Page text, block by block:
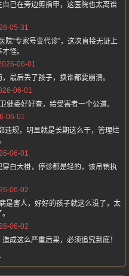
己在旁边剪指甲，这医院也太离谱
05-31
“专家号变代诊”，这次直接无证上
怪。
06-01
最后丢了孩子，换谁都要崩溃。
06-01
健委好好查，给受害者一个公道。
06-01
违规，明显就是长期这么干，管理烂
06-01
白大褂，停诊都是轻的，该吊销执
06-02
是害人，好好的孩子就这么没了，太
06-02
成这么严重后果，必须追究到底！